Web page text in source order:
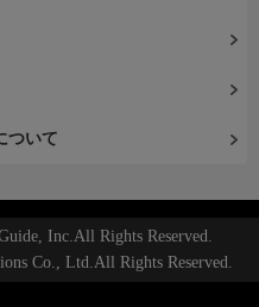
ついて
Inc.All Rights Reserved.
Co., Ltd.All Rights Reserved.